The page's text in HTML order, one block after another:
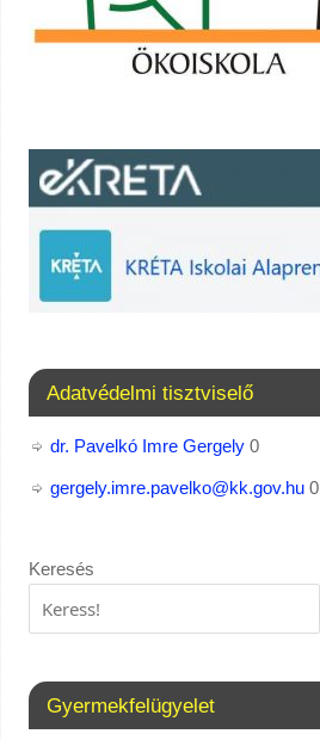
Adatvédelmi tisztviselő
dr. Pavelkó Imre Gergely0
gergely.imre.pavelko@kk.gov.hu0
Keresés
Gyermekfelügyelet